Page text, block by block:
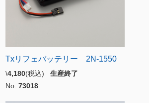
Txリフェバッテリー 2N-1550
\4,180(税込) 生産終了
No. 73018